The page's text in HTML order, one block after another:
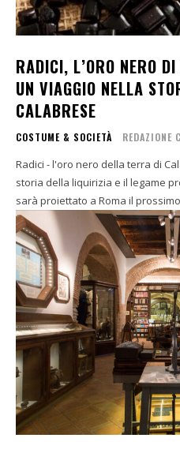
RADICI, L’ORO NERO
UN VIAGGIO NELLA
CALABRESE
COSTUME & SOCIETÀ REDAZIONE
Radici - l'oro nero della terra di
storia della liquirizia e il legame
sarà proiettato a Roma il